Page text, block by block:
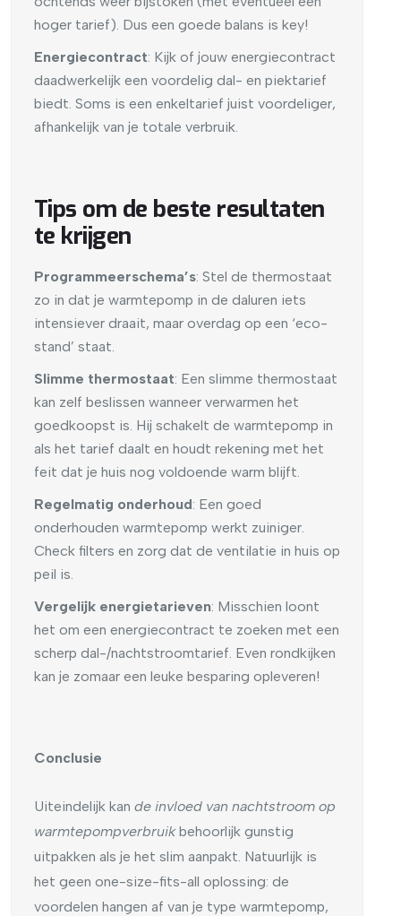
hoger tarief). Dus een goede balans is key!
Energiecontract: Kijk of jouw energiecontract
daadwerkelijk een voordelig dal- en piektarief
biedt. Soms is een enkeltarief juist voordeliger,
afhankelijk van je totale verbruik.
Tips om de beste resultaten
te krijgen
Programmeerschema’s: Stel de thermostaat
zo in dat je warmtepomp in de daluren iets
intensiever draait, maar overdag op een ‘eco-
stand’ staat.
Slimme thermostaat: Een slimme thermostaat
kan zelf beslissen wanneer verwarmen het
goedkoopst is. Hij schakelt de warmtepomp in
als het tarief daalt en houdt rekening met het
feit dat je huis nog voldoende warm blijft.
Regelmatig onderhoud: Een goed
onderhouden warmtepomp werkt zuiniger.
Check filters en zorg dat de ventilatie in huis op
peil is.
Vergelijk energietarieven: Misschien loont
het om een energiecontract te zoeken met een
scherp dal-/nachtstroomtarief. Even rondkijken
kan je zomaar een leuke besparing opleveren!
Conclusie
Uiteindelijk kan de invloed van nachtstroom op
warmtepompverbruikbehoorlijk gunstig
uitpakken als je het slim aanpakt. Natuurlijk is
het geen one-size-fits-all oplossing: de
voordelen hangen af van je type warmtepomp,